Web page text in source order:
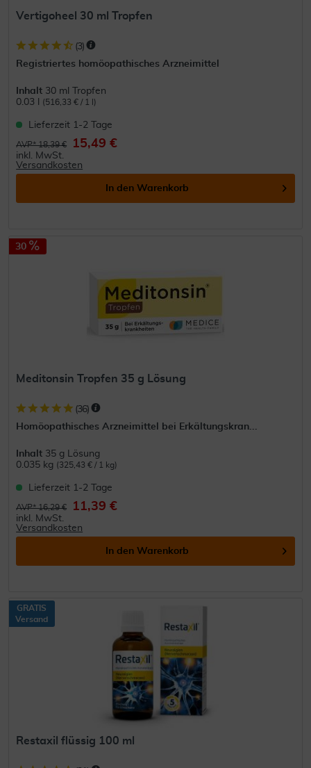
Vertigoheel 30 ml Tropfen
(3)
Registriertes homöopathisches Arzneimittel
Inhalt 30 ml Tropfen
0.03 l
(516,33 € / 1 l)
Lieferzeit 1-2 Tage
AVP* 18,39 € 15,49 €
inkl. MwSt.
Versandkosten
In den Warenkorb
30
Meditonsin Tropfen 35 g Lösung
(36)
Homöopathisches Arzneimittel bei Erkältungskran...
Inhalt 35 g Lösung
0.035 kg (325,43 € / 1 kg)
Lieferzeit 1-2 Tage
AVP* 16,29 € 11,39 €
inkl. MwSt.
Versandkosten
In den Warenkorb
GRATIS
Versand
Restaxil flüssig 100 ml